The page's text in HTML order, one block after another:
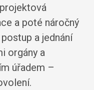
a poté náročný
a jednání
orgány a
úřadem –